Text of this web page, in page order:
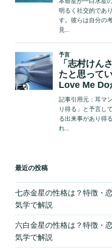
最近の投稿
七赤金星の性格は？特徴・
気学で解説
六白金星の性格は？特徴・
気学で解説